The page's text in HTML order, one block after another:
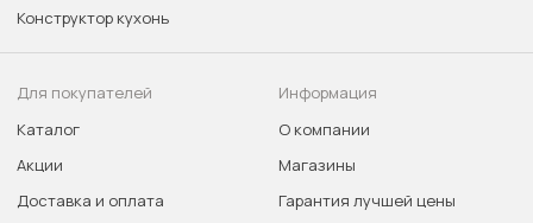
Конструктор кухонь
Для покупателей
Каталог
Акции
Доставка и оплата
Информация
О компании
Магазины
Гарантия лучшей цены